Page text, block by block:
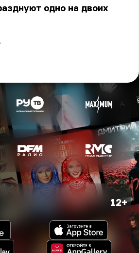
одно на двоих
12+